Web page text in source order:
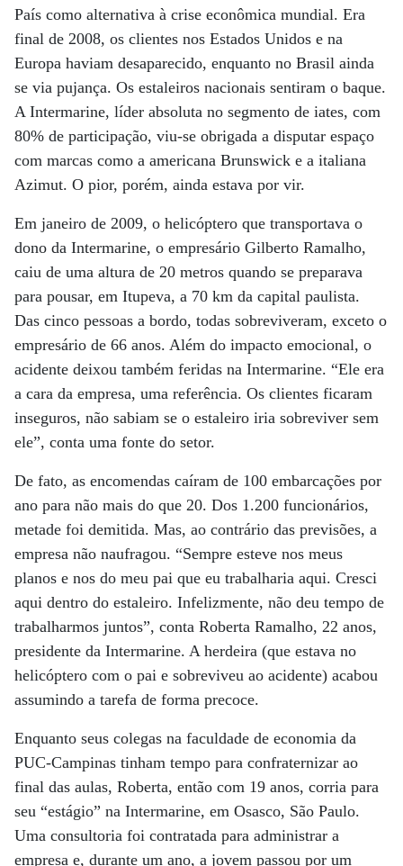
País como alternativa à crise econômica mundial. Era
final de 2008, os clientes nos Estados Unidos e na
Europa haviam desaparecido, enquanto no Brasil ainda
se via pujança. Os estaleiros nacionais sentiram o baque.
A Intermarine, líder absoluta no segmento de iates, com
80% de participação, viu-se obrigada a disputar espaço
com marcas como a americana Brunswick e a italiana
Azimut. O pior, porém, ainda estava por vir.
Em janeiro de 2009, o helicóptero que transportava o
dono da Intermarine, o empresário Gilberto Ramalho,
caiu de uma altura de 20 metros quando se preparava
para pousar, em Itupeva, a 70 km da capital paulista.
Das cinco pessoas a bordo, todas sobreviveram, exceto o
empresário de 66 anos. Além do impacto emocional, o
acidente deixou também feridas na Intermarine. “Ele era
a cara da empresa, uma referência. Os clientes ficaram
inseguros, não sabiam se o estaleiro iria sobreviver sem
ele”, conta uma fonte do setor.
De fato, as encomendas caíram de 100 embarcações por
ano para não mais do que 20. Dos 1.200 funcionários,
metade foi demitida. Mas, ao contrário das previsões, a
empresa não naufragou. “Sempre esteve nos meus
planos e nos do meu pai que eu trabalharia aqui. Cresci
aqui dentro do estaleiro. Infelizmente, não deu tempo de
trabalharmos juntos”, conta Roberta Ramalho, 22 anos,
presidente da Intermarine. A herdeira (que estava no
helicóptero com o pai e sobreviveu ao acidente) acabou
assumindo a tarefa de forma precoce.
Enquanto seus colegas na faculdade de economia da
PUC-Campinas tinham tempo para confraternizar ao
final das aulas, Roberta, então com 19 anos, corria para
seu “estágio” na Intermarine, em Osasco, São Paulo.
Uma consultoria foi contratada para administrar a
empresa e, durante um ano, a jovem passou por um